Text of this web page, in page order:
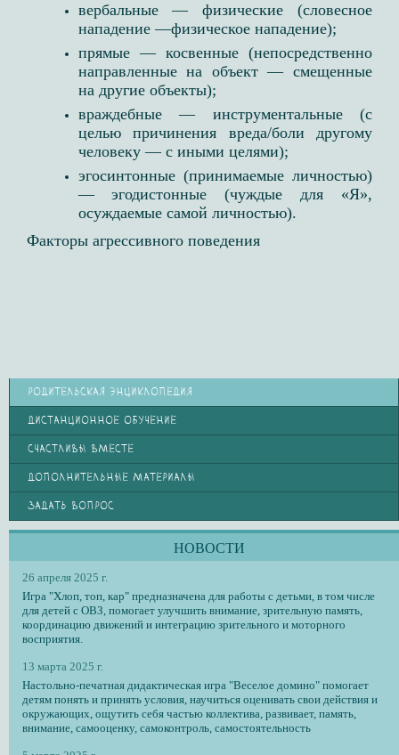
вербальные — физические (словесное
нападение —физическое нападение);​
прямые — косвенные (непосредственно
направленные на объект — смещенные
на другие объекты);​
враждебные — инструментальные (с
целью причинения вреда/боли другому
человеку — с иными целями);​
эгосинтонные (принимаемые личностью)
— эгодистонные (чуждые для «Я»,
осуждаемые самой личностью). ​
Факторы агрессивного поведения​
РОДИТЕЛЬСКАЯ ЭНЦИКЛОПЕДИЯ
ДИСТАНЦИОННОЕ ОБУЧЕНИЕ
СЧАСТЛИВЫ ВМЕСТЕ
ДОПОЛНИТЕЛЬНЫЕ МАТЕРИАЛЫ
ЗАДАТЬ ВОПРОС
НОВОСТИ
26 апреля 2025 г.
Игра "Хлоп, топ, кар" предназначена для работы с детьми, в том числе
для детей с ОВЗ, помогает улучшить внимание, зрительную память,
координацию движений и интеграцию зрительного и моторного
восприятия.
13 марта 2025 г.
Настольно-печатная дидактическая игра "Веселое домино" помогает
детям понять и принять условия, научиться оценивать свои действия и
окружающих, ощутить себя частью коллектива, развивает, память,
внимание, самооценку, самоконтроль, самостоятельность